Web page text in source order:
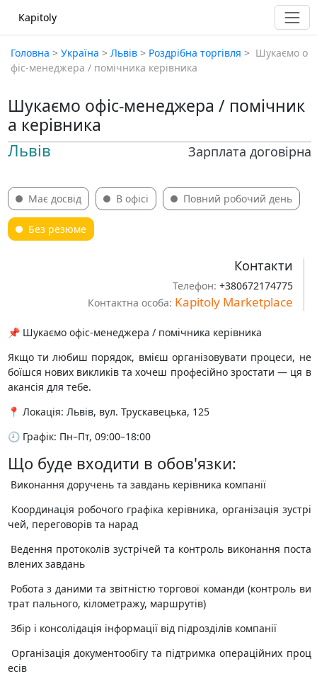
Kapitoly
Головна > Україна > Львів > Роздрібна торгівля > ​​ Шукаємо о
фіс-менеджера / помічника керівника
Шукаємо офіс-менеджера / помічник
а керівника
Зарплата договірна
Львів
Має досвід В офісі Повний робочий день
Без резюме
Контакти
Телефон: +380672174775
Контактна особа: Kapitoly Marketplace
​​📌 Шукаємо офіс-менеджера / помічника керівника
Якщо ти любиш порядок, вмієш організовувати процеси, не
боїшся нових викликів та хочеш професійно зростати — ця в
акансія для тебе.
📍 Локація: Львів, вул. Трускавецька, 125
🕘 Графік: Пн–Пт, 09:00–18:00
Що буде входити в обов'язки:
️ Виконання доручень та завдань керівника компанії
️ Координація робочого графіка керівника, організація зустрі
чей, переговорів та нарад
️ Ведення протоколів зустрічей та контроль виконання поста
влених завдань
️ Робота з даними та звітністю торгової команди (контроль ви
трат пального, кілометражу, маршрутів)
️ Збір і консолідація інформації від підрозділів компанії
️ Організація документообігу та підтримка операційних проц
есів